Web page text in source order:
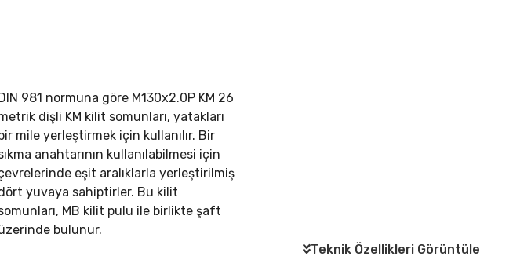
Teknik Özellikleri Görüntüle
981 normuna göre M130x2.0P KM 26
dişli KM kilit somunları, yatakları
mile yerleştirmek için kullanılır. Bir
anahtarının kullanılabilmesi için
eşit aralıklarla yerleştirilmiş
yuvaya sahiptirler. Bu kilit
MB kilit pulu ile birlikte şaft
bulunur.